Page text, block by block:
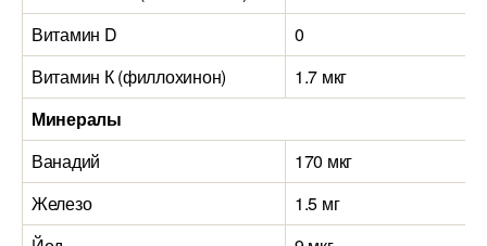
Витамин D
0
Витамин К (филлохинон)
1.7 мкг
Минералы
Ванадий
170 мкг
Железо
1.5 мг